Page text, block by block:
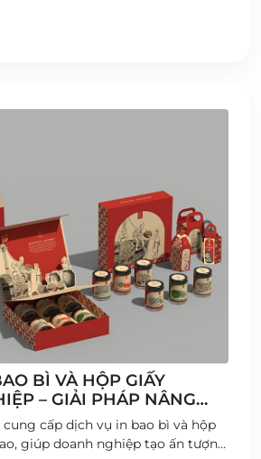
BÌ VÀ HỘP GIẤY
– GIẢI PHÁP NÂNG
HIỆUcấp dịch vụ in bao bì và hộp
giúp doanh nghiệp tạo ấn tượng